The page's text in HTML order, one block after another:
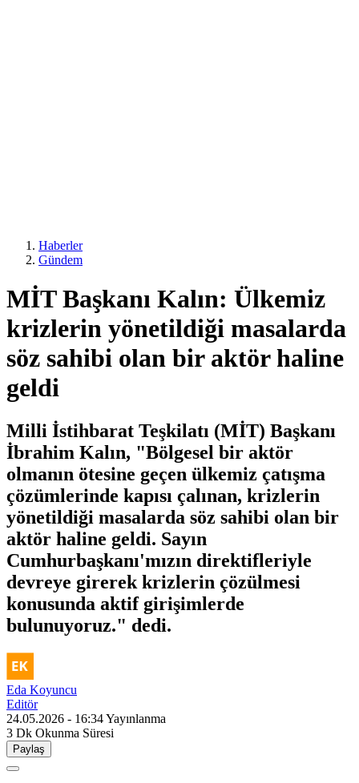
Haberler
Gündem
MİT Başkanı Kalın: Ülkemiz
krizlerin yönetildiği masalarda
söz sahibi olan bir aktör haline
geldi
Milli İstihbarat Teşkilatı (MİT) Başkanı
İbrahim Kalın, "Bölgesel bir aktör
olmanın ötesine geçen ülkemiz çatışma
çözümlerinde kapısı çalınan, krizlerin
yönetildiği masalarda söz sahibi olan bir
aktör haline geldi. Sayın
Cumhurbaşkanı'mızın direktifleriyle
devreye girerek krizlerin çözülmesi
konusunda aktif girişimlerde
bulunuyoruz." dedi.
Eda Koyuncu
Editör
24.05.2026 - 16:34Yayınlanma
3 Dk Okunma Süresi
Paylaş